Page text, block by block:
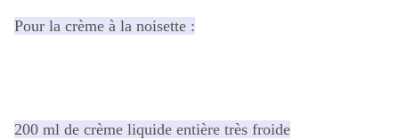
Pour la crème à la noisette :
200 ml de crème liquide entière très froide